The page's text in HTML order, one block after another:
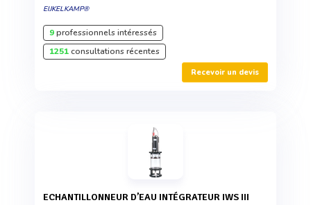
EIJKELKAMP®
9professionnels intéressés
1251consultations récentes
Recevoir un devis
ECHANTILLONNEUR D’EAU INTÉGRATEUR IWS III